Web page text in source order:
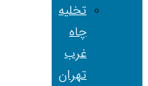
تخلیه
چاه
غرب
تهران